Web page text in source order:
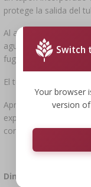
protege la salida del
Al aumentar el
agua en el tubo. El
fugas y facilita la
El tubo es
Apreciará las muchas
expectativas de las
conservas en casa.
Dimensiones del
Switch
Your browser
version